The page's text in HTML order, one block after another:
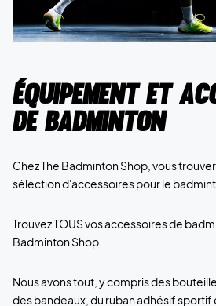
Équipement et
de badminton
Chez The Badminton Shop, vous
sélection d'accessoires pour le
Trouvez TOUS vos accessoires de
Badminton Shop.
Nous avons tout, y compris des
des bandeaux, du ruban adhésif sportif